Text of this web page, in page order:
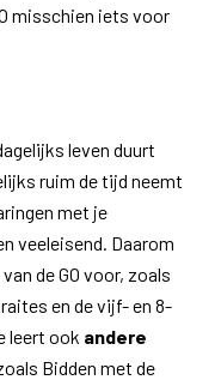
misschien iets voor
leven duurt
ruim de tijd neemt
met je
veeleisend. Daarom
de GO voor, zoals
en de vijf- en 8-
leert ook andere
Bidden met de